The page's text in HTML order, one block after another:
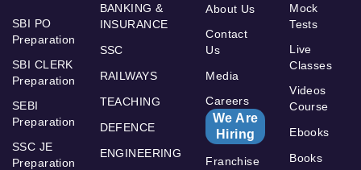
SBI PO
Preparation
SBI CLERK
Preparation
SEBI
Preparation
SSC JE
Preparation
BANKING &
INSURANCE
SSC
RAILWAYS
TEACHING
DEFENCE
ENGINEERING
About Us
Contact
Us
Media
Careers
We Are
Hiring
Franchise
Mock
Tests
Live
Classes
Videos
Course
Ebooks
Books